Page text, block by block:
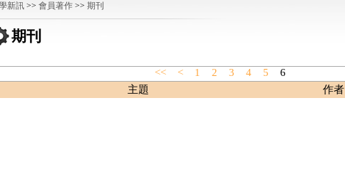
新訊>> 會員著作>> 期刊
期刊
<< < 1 2 3 4 5
6
主題
作者